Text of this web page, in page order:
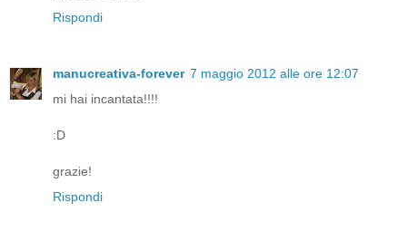
Rispondi
manucreativa-forever 7 maggio 2012 alle ore 12:07
mi hai incantata!!!!
:D
grazie!
Rispondi